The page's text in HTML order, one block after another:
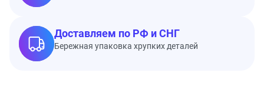
Доставляем по РФ и СНГ
Бережная упаковка хрупких деталей